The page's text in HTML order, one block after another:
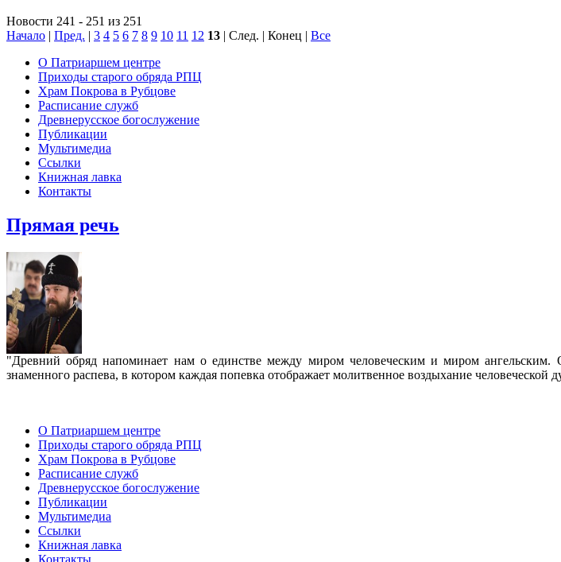
Новости 241 - 251 из 251
Начало | Пред. | 3 4 5 6 7 8 9 10 11 12 13 | След. | Конец | Все
О Патриаршем центре
Приходы старого обряда РПЦ
Храм Покрова в Рубцове
Расписание служб
Древнерусское богослужение
Публикации
Мультимедиа
Ссылки
Книжная лавка
Контакты
Прямая речь
"Древний обряд напоминает нам о единстве между миром человеческим и миром
знаменного распева, в котором каждая попевка отображает молитвенное воздыхание человеческой
О Патриаршем центре
Приходы старого обряда РПЦ
Храм Покрова в Рубцове
Расписание служб
Древнерусское богослужение
Публикации
Мультимедиа
Ссылки
Книжная лавка
Контакты